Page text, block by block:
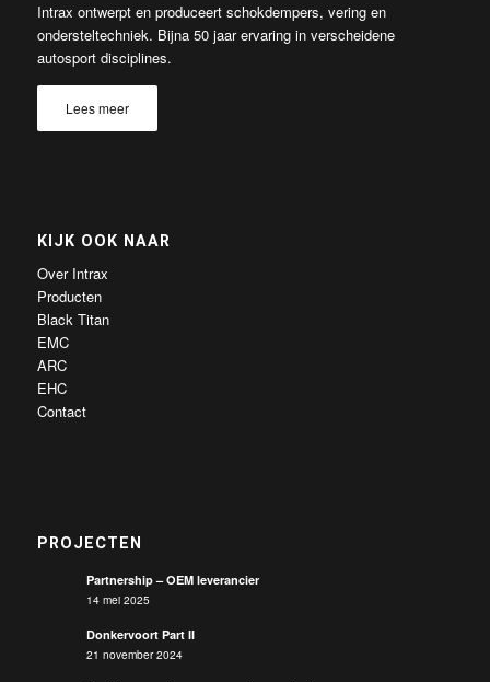
Intrax ontwerpt en produceert schokdempers, vering en
ondersteltechniek. Bijna 50 jaar ervaring in verscheidene
autosport disciplines.
Lees meer
KIJK OOK NAAR
Over Intrax
Producten
Black Titan
EMC
ARC
EHC
Contact
PROJECTEN
Partnership – OEM leverancier
14 mei 2025
Donkervoort Part II
21 november 2024